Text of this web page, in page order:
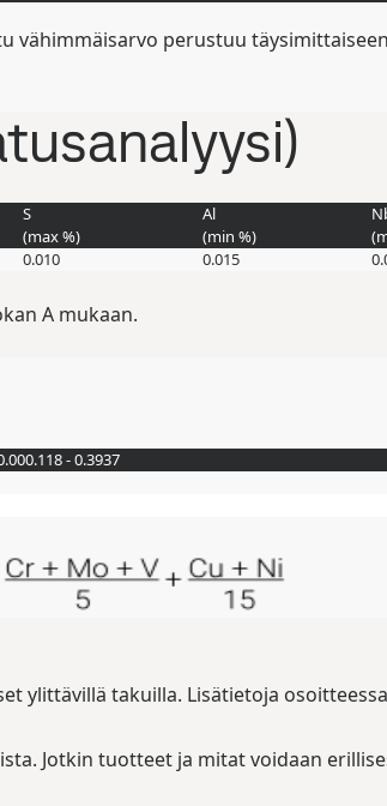
vähimmäisarvo perustuu
S
(max%)
Al
(min %)
0.010 0.015
A mukaan.
0.118 - 0.3937
ylittävillä takuilla. Lisätietoja osoitteessa
Jotkin tuotteet ja mitat voidaan